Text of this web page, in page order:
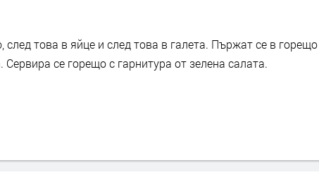
това в яйце и след това в галета. Пържат се в горещо
се горещо с гарнитура от зелена салата.